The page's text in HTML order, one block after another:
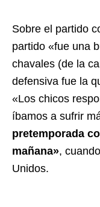
Sobre el partido
partido «fue una
chavales (de la
defensiva fue la
«Los chicos
íbamos a sufrir
pretemporada
mañana»,
Unidos.